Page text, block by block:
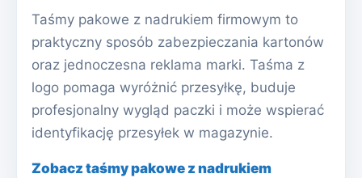
Taśmy pakowe z nadrukiem firmowym to
praktyczny sposób zabezpieczania kartonów
oraz jednoczesna reklama marki. Taśma z
logo pomaga wyróżnić przesyłkę, buduje
profesjonalny wygląd paczki i może wspierać
identyfikację przesyłek w magazynie.
Zobacz taśmy pakowe z nadrukiem